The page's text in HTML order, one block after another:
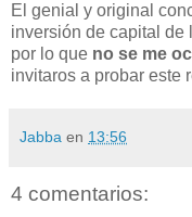
El genial y original
inversión de capital de
por lo que no se me
invitaros a probar este
Jabba en 13:56
4 comentarios: